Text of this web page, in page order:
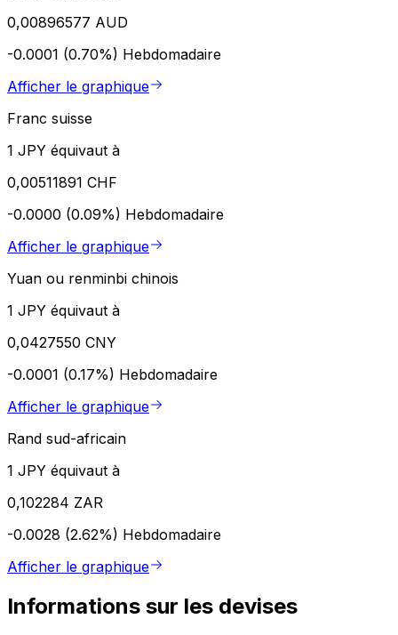
0,00896577 AUD
-0.0001 (0.70%) Hebdomadaire
Afficher le graphique
Franc suisse
1 JPY équivaut à
0,00511891 CHF
-0.0000 (0.09%) Hebdomadaire
Afficher le graphique
Yuan ou renminbi chinois
1 JPY équivaut à
0,0427550 CNY
-0.0001 (0.17%) Hebdomadaire
Afficher le graphique
Rand sud-africain
1 JPY équivaut à
0,102284 ZAR
-0.0028 (2.62%) Hebdomadaire
Afficher le graphique
Informations sur les devises